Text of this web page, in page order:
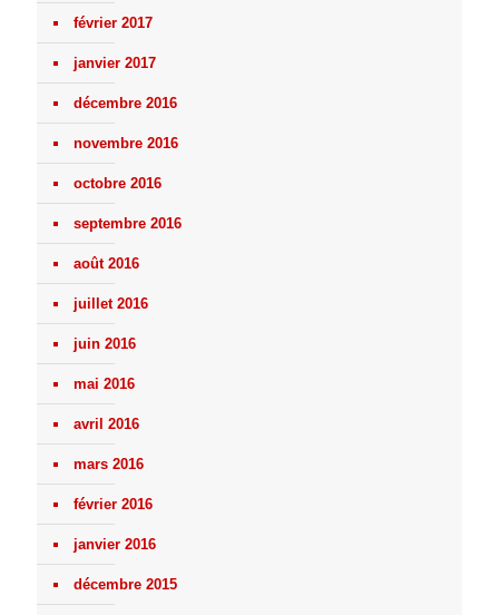
février 2017
janvier 2017
décembre 2016
novembre 2016
octobre 2016
septembre 2016
août 2016
juillet 2016
juin 2016
mai 2016
avril 2016
mars 2016
février 2016
janvier 2016
décembre 2015